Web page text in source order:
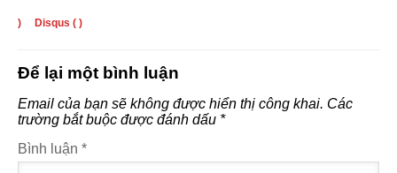
) Disqus ( )
Để lại một bình luận
Email của bạn sẽ không được hiển thị công khai. Các
trường bắt buộc được đánh dấu *
Bình luận *